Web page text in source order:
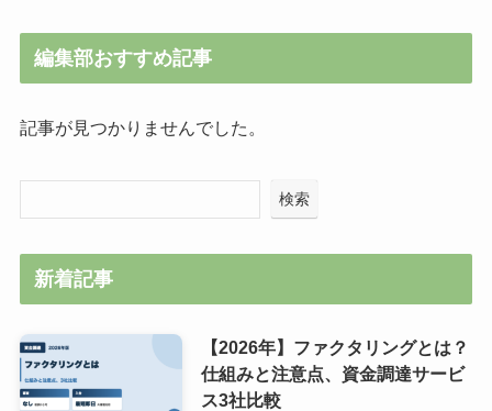
編集部おすすめ記事
記事が見つかりませんでした。
検索
新着記事
【2026年】ファクタリングとは？
仕組みと注意点、資金調達サービ
ス3社比較